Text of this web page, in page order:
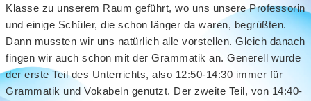
Klasse zu unserem Raum geführt, wo uns unsere Professorin
und einige Schüler, die schon länger da waren, begrüßten.
Dann mussten wir uns natürlich alle vorstellen. Gleich danach
fingen wir auch schon mit der Grammatik an. Generell wurde
der erste Teil des Unterrichts, also 12:50-14:30 immer für
Grammatik und Vokabeln genutzt. Der zweite Teil, von 14:40-